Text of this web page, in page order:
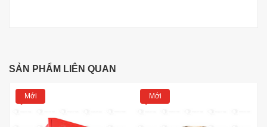
SẢN PHẨM LIÊN QUAN
Mới Mới